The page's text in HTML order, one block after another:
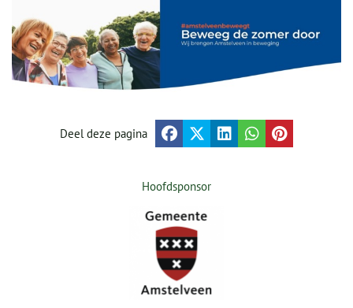
Deel deze pagina
Hoofdsponsor